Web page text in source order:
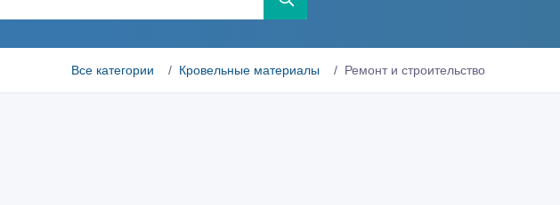
Все категории Кровельные материалы Ремонт и строительство